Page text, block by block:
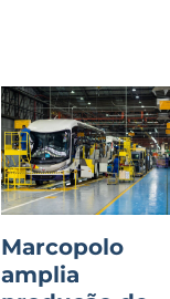
Marcopolo
amplia